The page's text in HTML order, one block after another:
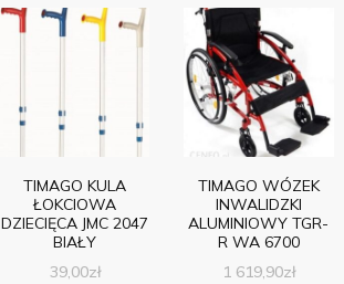
TIMAGO KULA
ŁOKCIOWA
DZIECIĘCA JMC 2047
BIAŁY
39,00zł
TIMAGO WÓZEK
INWALIDZKI
ALUMINIOWY TGR-
R WA 6700
1 619,90zł